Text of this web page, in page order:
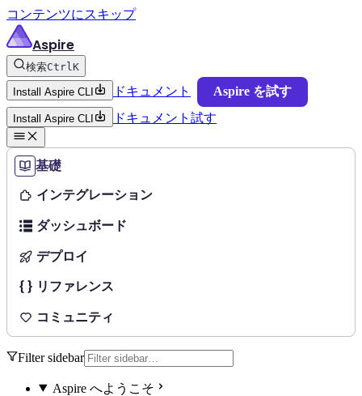
コンテンツにスキップ
Aspire
検索CtrlK
Install Aspire CLI ドキュメント Aspire を試す
Install Aspire CLI ドキュメント 試す
基礎
インテグレーション
ダッシュボード
デプロイ
リファレンス
コミュニティ
Filter sidebar
Aspire へようこそ